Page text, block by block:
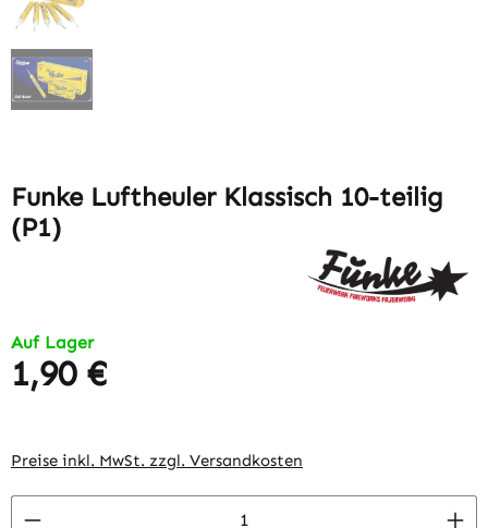
Funke Luftheuler Klassisch 10-teilig
(P1)
Auf Lager
Regulärer Preis:
1,90 €
Preise inkl. MwSt. zzgl. Versandkosten
Produkt Anzahl: Gib den gewünschten